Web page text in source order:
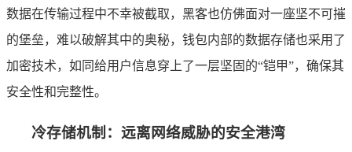
数据在传输过程中不幸被截取，黑客也仿佛面对一座坚不可摧
的堡垒，难以破解其中的奥秘，钱包内部的数据存储也采用了
加密技术，如同给用户信息穿上了一层坚固的“铠甲”，确保其
安全性和完整性。
冷存储机制：远离网络威胁的安全港湾